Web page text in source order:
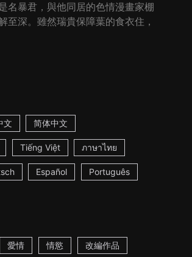
名暴君，與他同居的色情漫畫家棚
至深。雖然瑞貴保障葉的食衣住，
文 简体中文
Tiếng Việt ภาษาไทย
Español Português
愛情 情慾 改編作品